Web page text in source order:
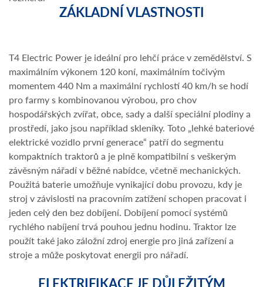
ZÁKLADNÍ VLASTNOSTI
T4 Electric Power je ideální pro lehčí práce v zemědělství. S
maximálním výkonem 120 koní, maximálním točivým
momentem 440 Nm a maximální rychlostí 40 km/h se hodí
pro farmy s kombinovanou výrobou, pro chov
hospodářských zvířat, obce, sady a další speciální plodiny a
prostředí, jako jsou například skleníky. Toto „lehké bateriové
elektrické vozidlo první generace“ patří do segmentu
kompaktních traktorů a je plně kompatibilní s veškerým
závěsným nářadí v běžné nabídce, včetně mechanických.
Použitá baterie umožňuje vynikající dobu provozu, kdy je
stroj v závislosti na pracovním zatížení schopen pracovat i
jeden celý den bez dobíjení. Dobíjení pomocí systémů
rychlého nabíjení trvá pouhou jednu hodinu. Traktor lze
použít také jako záložní zdroj energie pro jiná zařízení a
stroje a může poskytovat energii pro nářadí.
ELEKTRIFIKACE JE DŮLEŽITÝM